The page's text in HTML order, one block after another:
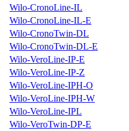
Wilo-CronoLine-IL
Wilo-CronoLine-IL-E
Wilo-CronoTwin-DL
Wilo-CronoTwin-DL-E
Wilo-VeroLine-IP-E
Wilo-VeroLine-IP-Z
Wilo-VeroLine-IPH-O
Wilo-VeroLine-IPH-W
Wilo-VeroLine-IPL
Wilo-VeroTwin-DP-E